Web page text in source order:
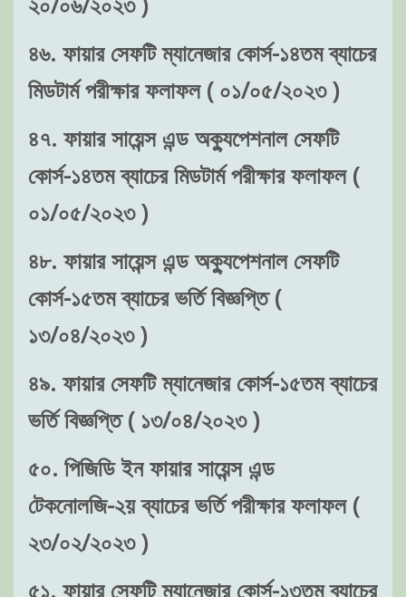
৪৬. ফায়ার সেফটি ম্যানেজার কোর্স-১৪তম ব্যাচের
মিডটার্ম পরীক্ষার ফলাফল ( ০১/০৫/২০২৩ )
৪৭. ফায়ার সায়েন্স এন্ড অক্যুপেশনাল সেফটি
কোর্স-১৪তম ব্যাচের মিডটার্ম পরীক্ষার ফলাফল (
০১/০৫/২০২৩ )
৪৮. ফায়ার সায়েন্স এন্ড অক্যুপেশনাল সেফটি
কোর্স-১৫তম ব্যাচের ভর্তি বিজ্ঞপ্তি (
১৩/০৪/২০২৩ )
৪৯. ফায়ার সেফটি ম্যানেজার কোর্স-১৫তম ব্যাচের
ভর্তি বিজ্ঞপ্তি ( ১৩/০৪/২০২৩ )
৫০. পিজিডি ইন ফায়ার সায়েন্স এন্ড
টেকনোলজি-২য় ব্যাচের ভর্তি পরীক্ষার ফলাফল (
২৩/০২/২০২৩ )
৫১. ফায়ার সেফটি ম্যানেজার কোর্স-১৩তম ব্যাচের